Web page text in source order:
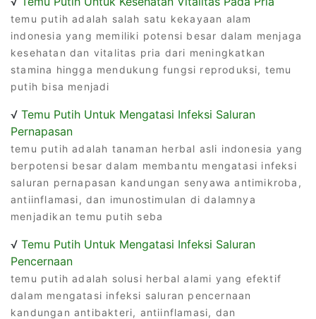
temu putih adalah salah satu kekayaan alam
indonesia yang memiliki potensi besar dalam menjaga
kesehatan dan vitalitas pria dari meningkatkan
stamina hingga mendukung fungsi reproduksi, temu
putih bisa menjadi
√ Temu Putih Untuk Mengatasi Infeksi Saluran
Pernapasan
temu putih adalah tanaman herbal asli indonesia yang
berpotensi besar dalam membantu mengatasi infeksi
saluran pernapasan kandungan senyawa antimikroba,
antiinflamasi, dan imunostimulan di dalamnya
menjadikan temu putih seba
√ Temu Putih Untuk Mengatasi Infeksi Saluran
Pencernaan
temu putih adalah solusi herbal alami yang efektif
dalam mengatasi infeksi saluran pencernaan
kandungan antibakteri, antiinflamasi, dan